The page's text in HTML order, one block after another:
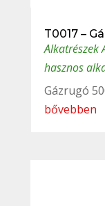
T0017 –
Alkatrészek
hasznos
Gázrugó
bővebben